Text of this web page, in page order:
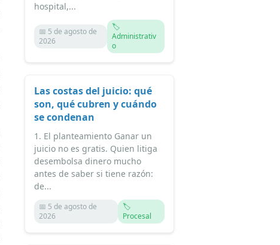
hospital,...
📅 5 de agosto de
2026
🏷️
Administrativ
o
Las costas del juicio: qué
son, qué cubren y cuándo
se condenan
1. El planteamiento Ganar un
juicio no es gratis. Quien litiga
desembolsa dinero mucho
antes de saber si tiene razón:
de...
📅 5 de agosto de
2026
🏷️
Procesal